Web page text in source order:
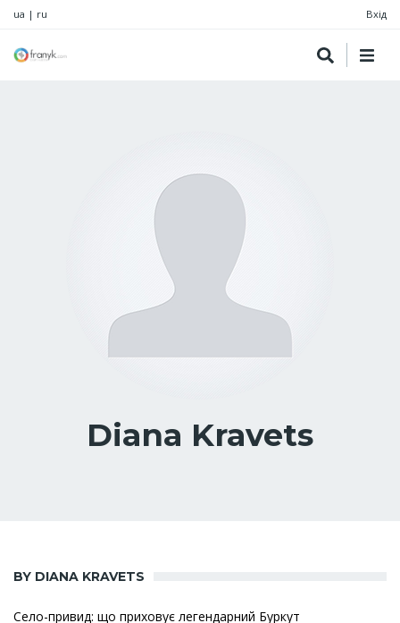
ua | ru Вхід
Diana Kravets
BY DIANA KRAVETS
Село-привид: що приховує легендарний Буркут